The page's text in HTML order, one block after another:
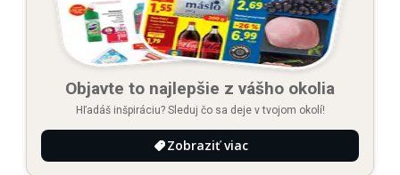
Objavte to najlepšie z vášho okolia
Hľadáš inšpiráciu? Sleduj čo sa deje v tvojom okolí!
Zobraziť viac